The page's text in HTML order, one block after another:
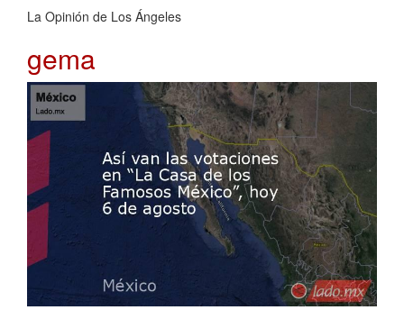
La Opinión de Los Ángeles
gema